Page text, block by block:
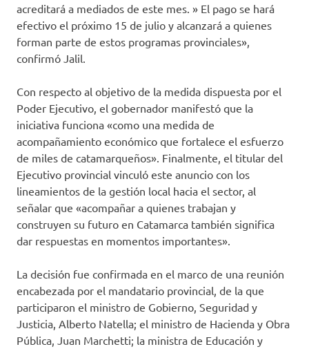
acreditará a mediados de este mes. » El pago se hará
efectivo el próximo 15 de julio y alcanzará a quienes
forman parte de estos programas provinciales»,
confirmó Jalil.
Con respecto al objetivo de la medida dispuesta por el
Poder Ejecutivo, el gobernador manifestó que la
iniciativa funciona «como una medida de
acompañamiento económico que fortalece el esfuerzo
de miles de catamarqueños». Finalmente, el titular del
Ejecutivo provincial vinculó este anuncio con los
lineamientos de la gestión local hacia el sector, al
señalar que «acompañar a quienes trabajan y
construyen su futuro en Catamarca también significa
dar respuestas en momentos importantes».
La decisión fue confirmada en el marco de una reunión
encabezada por el mandatario provincial, de la que
participaron el ministro de Gobierno, Seguridad y
Justicia, Alberto Natella; el ministro de Hacienda y Obra
Pública, Juan Marchetti; la ministra de Educación y